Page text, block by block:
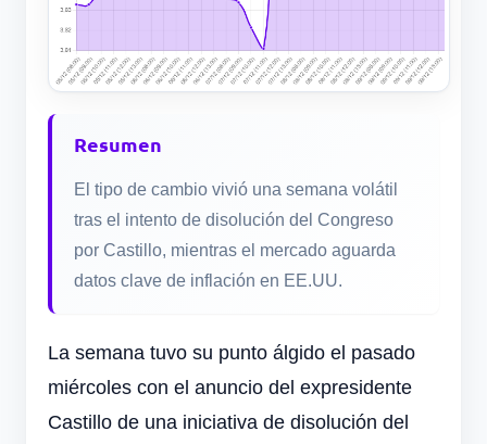
Resumen
El tipo de cambio vivió una semana volátil
tras el intento de disolución del Congreso
por Castillo, mientras el mercado aguarda
datos clave de inflación en EE.UU.
La semana tuvo su punto álgido el pasado
miércoles con el anuncio del expresidente
Castillo de una iniciativa de disolución del